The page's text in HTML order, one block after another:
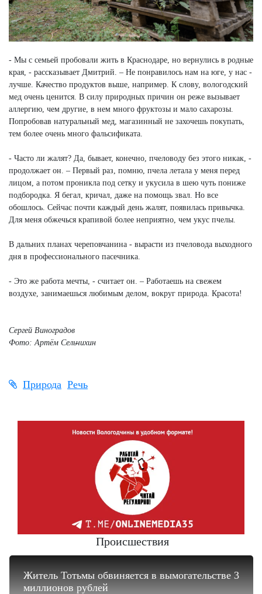
- Мы с семьей пробовали жить в Краснодаре, но вернулись в родные
края, - рассказывает Дмитрий. – Не понравилось нам на юге, у нас -
лучше. Качество продуктов выше, например. К слову, вологодский
мед очень ценится. В силу природных причин он реже вызывает
аллергию, чем другие, в нем много фруктозы и мало сахарозы.
Попробовав натуральный мед, магазинный не захочешь покупать,
тем более очень много фальсификата.
- Часто ли жалят? Да, бывает, конечно, пчеловоду без этого никак, -
продолжает он. – Первый раз, помню, пчела летала у меня перед
лицом, а потом проникла под сетку и укусила в шею чуть пониже
подбородка. Я бегал, кричал, даже на помощь звал. Но все
обошлось. Сейчас почти каждый день жалят, появилась привычка.
Для меня обжечься крапивой более неприятно, чем укус пчелы.
В дальних планах череповчанина - вырасти из пчеловода выходного
дня в профессионального пасечника.
- Это же работа мечты, - считает он. – Работаешь на свежем
воздухе, занимаешься любимым делом, вокруг природа. Красота!
Сергей Виноградов
Фото: Артём Сельчихин
Природа Речь
Происшествия
Житель Тотьмы обвиняется в вымогательстве 3
миллионов рублей